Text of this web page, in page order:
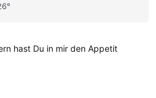
hast Du in mir den Appetit